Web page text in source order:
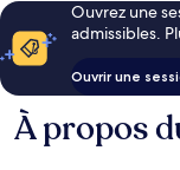
Ouvrez une
admissibles.
Ouvrir une
À propos